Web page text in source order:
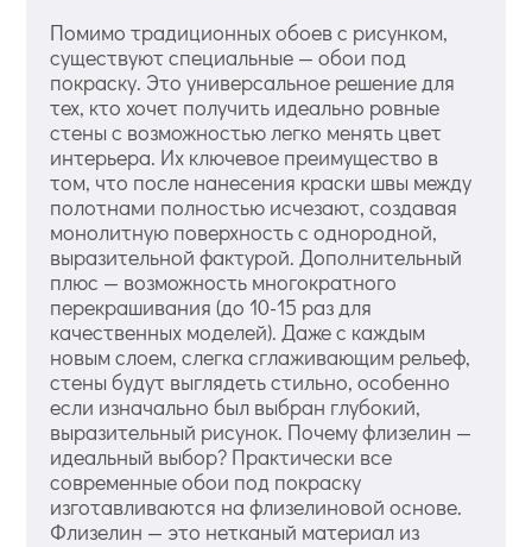
Помимо традиционных обоев с рисунком,
существуют специальные — обои под
покраску. Это универсальное решение для
тех, кто хочет получить идеально ровные
стены с возможностью легко менять цвет
интерьера. Их ключевое преимущество в
том, что после нанесения краски швы между
полотнами полностью исчезают, создавая
монолитную поверхность с однородной,
выразительной фактурой. Дополнительный
плюс — возможность многократного
перекрашивания (до 10-15 раз для
качественных моделей). Даже с каждым
новым слоем, слегка сглаживающим рельеф,
стены будут выглядеть стильно, особенно
если изначально был выбран глубокий,
выразительный рисунок. Почему флизелин —
идеальный выбор? Практически все
современные обои под покраску
изготавливаются на флизелиновой основе.
Флизелин — это нетканый материал из